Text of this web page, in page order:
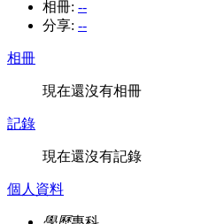
相冊: --
分享: --
相冊
現在還沒有相冊
記錄
現在還沒有記錄
個人資料